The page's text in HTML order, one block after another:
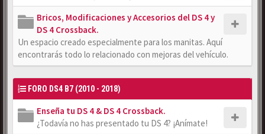
Bricos, Modificaciones y Accesorios del DS 4 y
DS 4 Crossback.
Un espacio creado especialmente para los manitas. Aquí
encontrarás todo lo relacionado con mejoras del vehículo.
FORO DS4 B7 (2010 - 2018)
Enseña tu DS 4 & DS 4 Crossback.
¿Todavía no has presentado tu DS 4? ¡Anímate!